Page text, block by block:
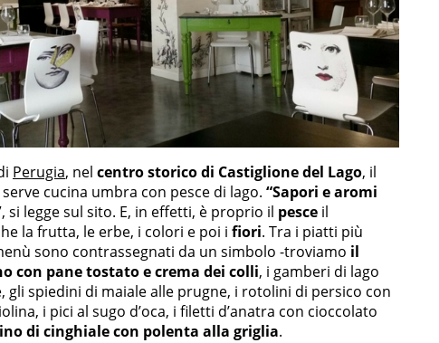
Perugia, nel centro storico di Castiglione del Lago, il
serve cucina umbra con pesce di lago. “Sapori e aromi
si legge sul sito. E, in effetti, è proprio il pesce il
la frutta, le erbe, i colori e poi i fiori. Tra i piatti più
sono contrassegnati da un simbolo -troviamo il
con pane tostato e crema dei colli, i gamberi di lago
gli spiedini di maiale alle prugne, i rotolini di persico con
i pici al sugo d’oca, i filetti d’anatra con cioccolato
di cinghiale con polenta alla griglia.